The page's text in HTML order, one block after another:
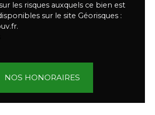
les risques auxquels ce bien est
sur le site Géorisques :
NOS HONORAIRES